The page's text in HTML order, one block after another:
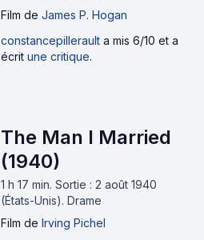
Film de James P. Hogan
constancepillerault a mis 6/10 et a
écrit une critique.
The Man I Married
(1940)
1 h 17 min. Sortie : 2 août 1940
(États-Unis). Drame
Film de Irving Pichel